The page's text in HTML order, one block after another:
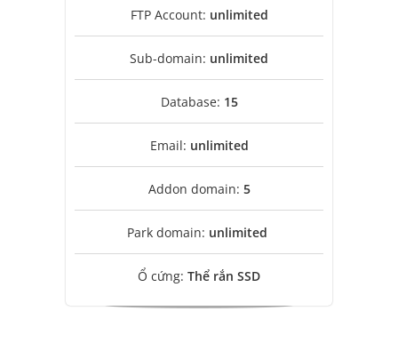
FTP Account: unlimited
Sub-domain: unlimited
Database: 15
Email: unlimited
Addon domain: 5
Park domain: unlimited
Ổ cứng: Thể rắn SSD